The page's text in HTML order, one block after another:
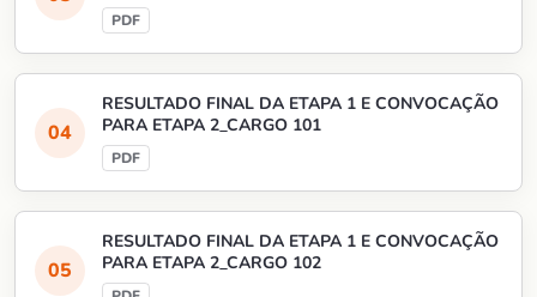
RESULTADO FINAL DA ETAPA 1 E CONVOCAÇÃO
PARA ETAPA 2_CARGO 101
RESULTADO FINAL DA ETAPA 1 E CONVOCAÇÃO
PARA ETAPA 2_CARGO 102